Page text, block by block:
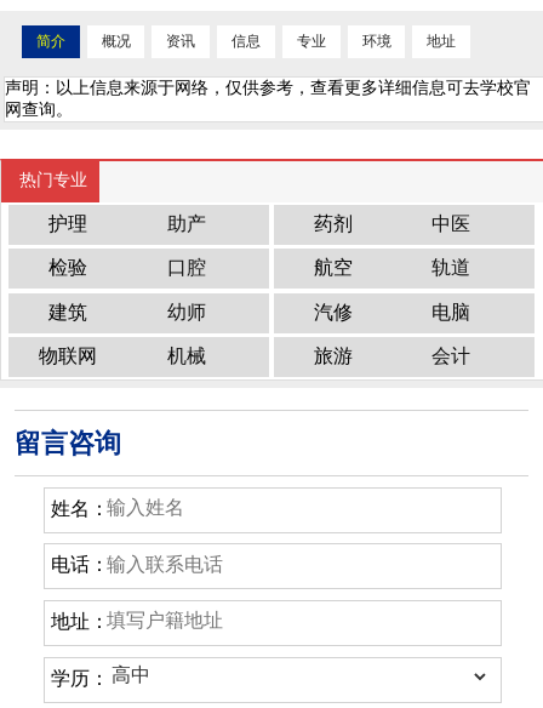
简介 概况 资讯 信息 专业 环境 地址
声明：以上信息来源于网络，仅供参考，查看更多详细信息可去学校官
网查询。
热门专业
护理 助产 药剂 中医
检验 口腔 航空 轨道
建筑 幼师 汽修 电脑
物联网 机械 旅游 会计
留言咨询
姓名：
电话：
地址：
学历：